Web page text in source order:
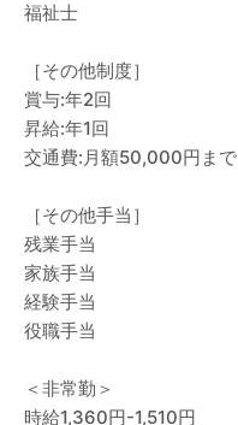
福祉士
［その他制度］
賞与:年2回
昇給:年1回
交通費:月額50,000円まで
［その他手当］
残業手当
家族手当
経験手当
役職手当
＜非常勤＞
時給1,360円-1,510円